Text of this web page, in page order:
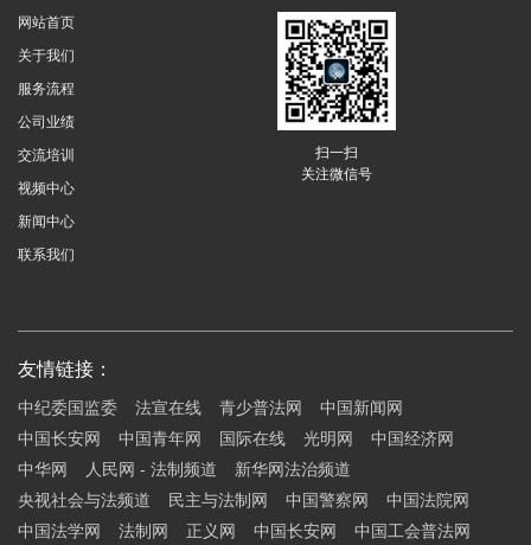
网站首页
关于我们
服务流程
公司业绩
交流培训
视频中心
新闻中心
联系我们
扫一扫
关注微信号
友情链接：
中纪委国监委 法宣在线 青少普法网
中国新闻网
中国长安网
中国青年网 国际在线 光明网
中国经济网
中华网
人民网 - 法制频道
新华网法治频道
央视社会与法频道
民主与法制网 中国警察网
中国法院网
中国法学网
法制网 正义网 中国长安网 中国工会普法网